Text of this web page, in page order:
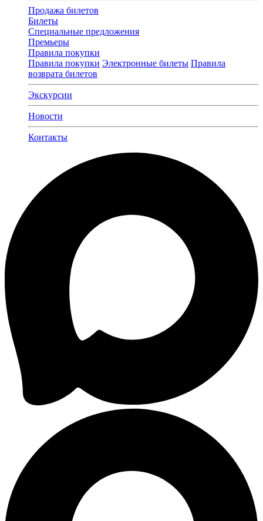
Продажа билетов
Билеты
Специальные предложения
Премьеры
Правила покупки
Правила покупки Электронные билеты Правила
возврата билетов
Экскурсии
Новости
Контакты